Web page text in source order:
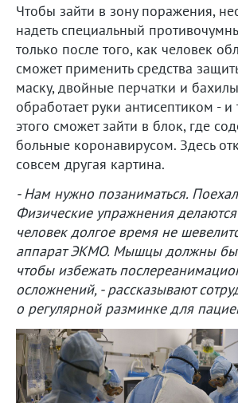
Чтобы зайти в зону поражения,
надеть специальный
только после того, как человек
сможет применить средства
маску, двойные перчатки и
обработает руки антисептиком - и
этого сможет зайти в блок, где
больные коронавирусом. Здесь
совсем другая картина.
- Нам нужно позаниматься.
Физические упражнения
человек долгое время не
аппарат ЭКМО. Мышцы должны
чтобы избежать
осложнений, - рассказывают
о регулярной разминке для